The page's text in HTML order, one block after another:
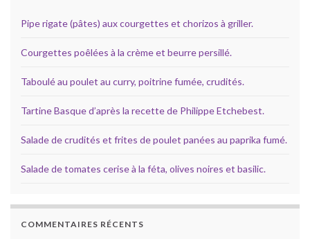
Pipe rigate (pâtes) aux courgettes et chorizos à griller.
Courgettes poêlées à la crème et beurre persillé.
Taboulé au poulet au curry, poitrine fumée, crudités.
Tartine Basque d’après la recette de Philippe Etchebest.
Salade de crudités et frites de poulet panées au paprika fumé.
Salade de tomates cerise à la féta, olives noires et basilic.
COMMENTAIRES RÉCENTS